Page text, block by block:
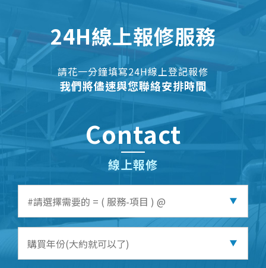
24H線上報修服務
請花一分鐘填寫24H線上登記報修
我們將儘速與您聯絡安排時間
Contact
線上報修